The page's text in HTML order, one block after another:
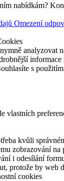
nabídkám?
Omezení
analyzovat
informace
s
vlastních
kvůli
zobrazování na
i odesílání
protože by web
cookies